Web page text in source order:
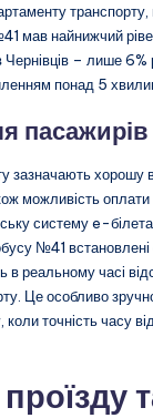
транспорту,
мав найнижчий
Чернівців – лише 6%
понад 5
пасажирів
зазначають хорошу
можливість оплати
систему e-
№41 встановлені
реальному часі
Це особливо
точність часу